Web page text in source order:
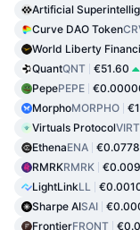
Artificial
Curve DAO Token
World Liberty
QuantQNT €51.60
PepePEPE
MorphoMORPHO
Virtuals Protocol
EthenaENA
RMRKRMRK
LightLinkLL
Sharpe AISAI
FrontierFRONT